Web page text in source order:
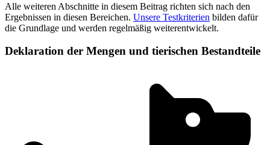
Alle weiteren Abschnitte in diesem Beitrag richten sich nach den
Ergebnissen in diesen Bereichen. Unsere Testkriterien bilden dafür
die Grundlage und werden regelmäßig weiterentwickelt.
Deklaration der Mengen und tierischen Bestandteile